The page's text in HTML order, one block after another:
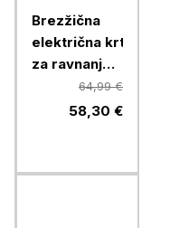
Brezžična
električna krtača
za ravnanje
las Xiaomi64,99 €
58,30 €